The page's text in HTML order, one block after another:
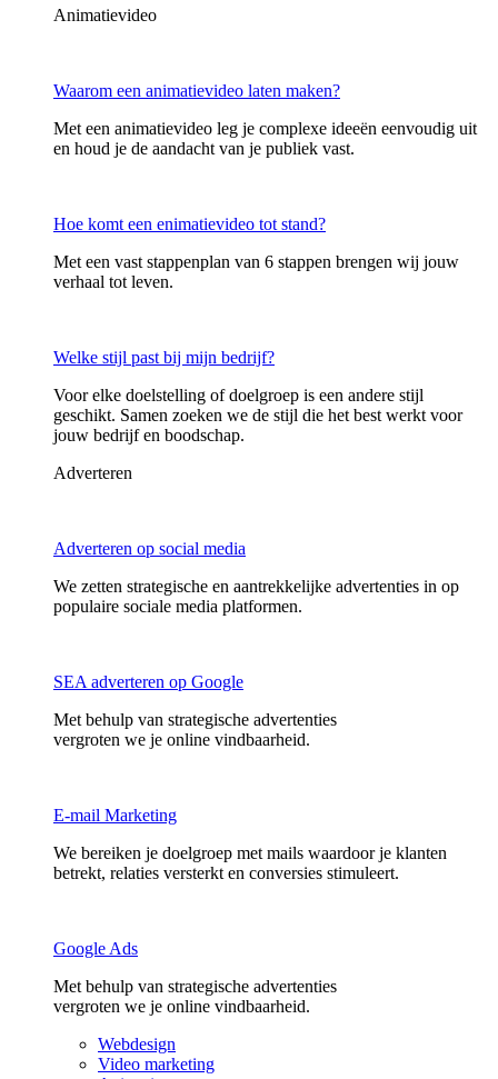
Animatievideo
Waarom een animatievideo laten maken?
Met een animatievideo leg je complexe ideeën eenvoudig uit
en houd je de aandacht van je publiek vast.
Hoe komt een enimatievideo tot stand?
Met een vast stappenplan van 6 stappen brengen wij jouw
verhaal tot leven.
Welke stijl past bij mijn bedrijf?
Voor elke doelstelling of doelgroep is een andere stijl
geschikt. Samen zoeken we de stijl die het best werkt voor
jouw bedrijf en boodschap.
Adverteren
Adverteren op social media
We zetten strategische en aantrekkelijke advertenties in op
populaire sociale media platformen.
SEA adverteren op Google
Met behulp van strategische advertenties
vergroten we je online vindbaarheid.
E-mail Marketing
We bereiken je doelgroep met mails waardoor je klanten
betrekt, relaties versterkt en conversies stimuleert.
Google Ads
Met behulp van strategische advertenties
vergroten we je online vindbaarheid.
Webdesign
Video marketing